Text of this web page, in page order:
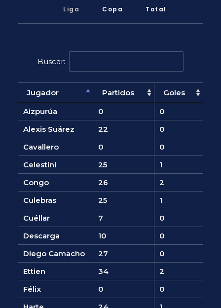
Liga Copa Total
Buscar:
Jugador Partidos
Goles
Aizpurúa
0
0
Alexis Suárez
22
0
Cavallero
0
0
Celestini
25
1
Congo
26
2
Culebras
25
1
Cuéllar
7
0
Descarga
10
0
Diego Camacho
27
0
Ettien
34
2
Félix
0
0